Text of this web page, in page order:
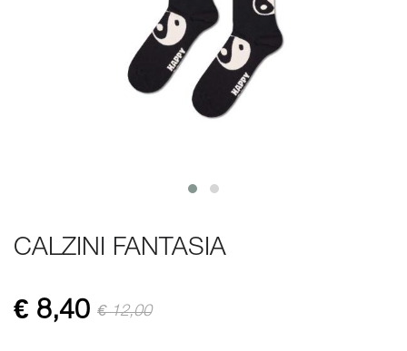
CALZINI FANTASIA
€ 8,40 € 12,00